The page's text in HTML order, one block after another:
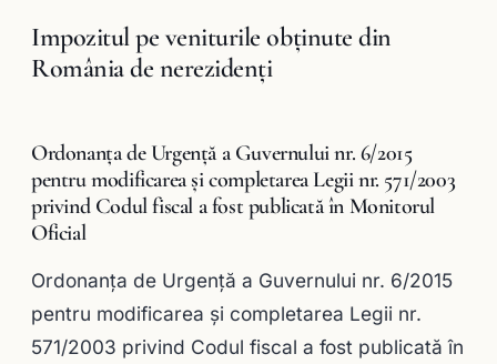
Impozitul pe veniturile obținute din
România de nerezidenți
Ordonanţa de Urgenţă a Guvernului nr. 6/2015
pentru modificarea şi completarea Legii nr. 571/2003
privind Codul fiscal a fost publicată în Monitorul
Oficial
Ordonanţa de Urgenţă a Guvernului nr. 6/2015
pentru modificarea şi completarea Legii nr.
571/2003 privind Codul fiscal a fost publicată în